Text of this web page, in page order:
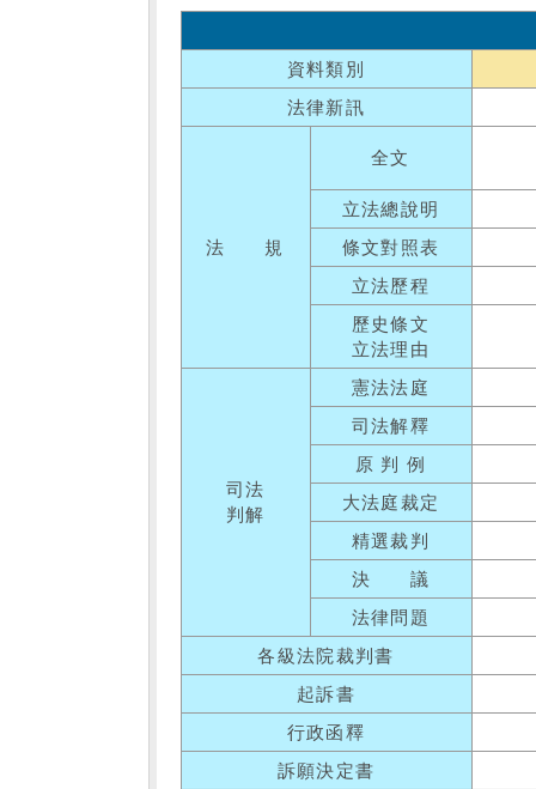
資料類別
法律新訊
法 規
全文
立法總說明
條文對照表
立法歷程
歷史條文
立法理由
司法
判解
憲法法庭
司法解釋
原 判 例
大法庭裁定
精選裁判
決 議
法律問題
各級法院裁判書
起訴書
行政函釋
訴願決定書